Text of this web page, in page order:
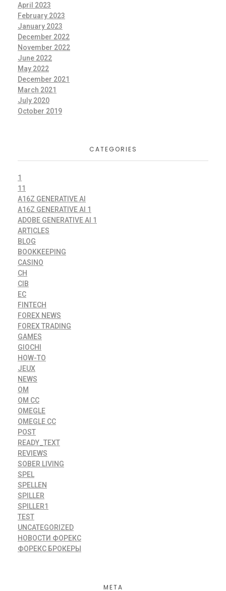
April 2023
February 2023
January 2023
December 2022
November 2022
June 2022
May 2022
December 2021
March 2021
July 2020
October 2019
CATEGORIES
1
11
A16Z GENERATIVE AI
A16Z GENERATIVE AI 1
ADOBE GENERATIVE AI 1
ARTICLES
BLOG
BOOKKEEPING
CASINO
CH
CIB
EC
FINTECH
FOREX NEWS
FOREX TRADING
GAMES
GIOCHI
HOW-TO
JEUX
NEWS
OM
OM CC
OMEGLE
OMEGLE CC
POST
READY_TEXT
REVIEWS
SOBER LIVING
SPEL
SPELLEN
SPILLER
SPILLER1
TEST
UNCATEGORIZED
НОВОСТИ ФОРЕКС
ФОРЕКС БРОКЕРЫ
META